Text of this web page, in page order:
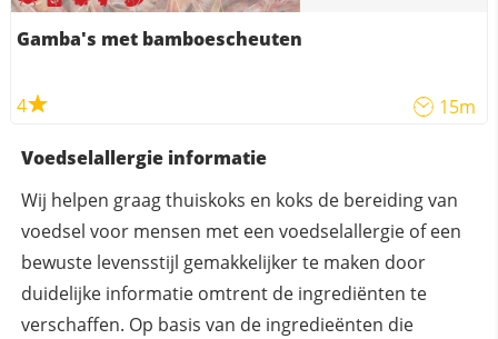
Gamba's met bamboescheuten
4 15m
Voedselallergie informatie
Wij helpen graag thuiskoks en koks de bereiding van
voedsel voor mensen met een voedselallergie of een
bewuste levensstijl gemakkelijker te maken door
duidelijke informatie omtrent de ingrediënten te
verschaffen. Op basis van de ingredieënten die